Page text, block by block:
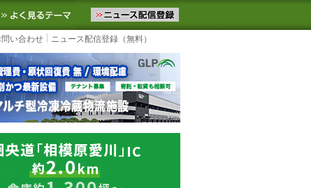
ースをお届けします。物流ニュースメール配信を登録す
お気に入りに追加 よく見るテーマ
い合わせ ニュース配信登録（無料）